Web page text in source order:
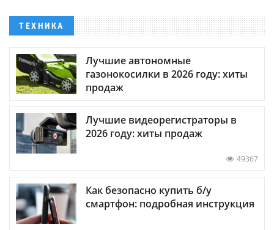
ТЕХНИКА
Лучшие автономные
газонокосилки в 2026 году: хиты
продаж
Лучшие видеорегистраторы в
2026 году: хиты продаж
49367
Как безопасно купить б/у
смартфон: подробная инструкция